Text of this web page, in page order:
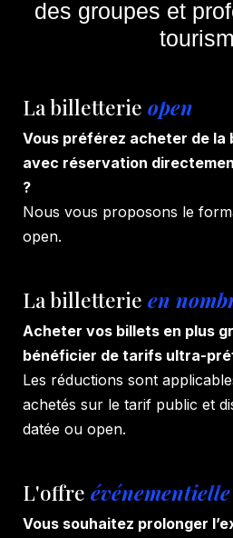
des groupes et
La billetterie open
Vous préférez acheter de
avec réservation
?
Nous vous proposons le
open.
La billetterie en
Acheter vos billets en plus
bénéficier de tarifs ultra-
Les réductions sont
achetés sur le tarif public et
datée ou open.
L'offre événementielle
Vous souhaitez prolonger